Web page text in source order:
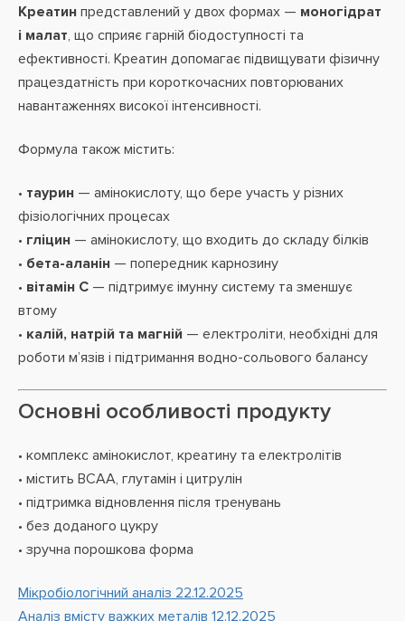
Креатин представлений у двох формах — моногідрат
і малат, що сприяє гарній біодоступності та
ефективності. Креатин допомагає підвищувати фізичну
працездатність при короткочасних повторюваних
навантаженнях високої інтенсивності.
Формула також містить:
• таурин — амінокислоту, що бере участь у різних
фізіологічних процесах
• гліцин — амінокислоту, що входить до складу білків
• бета-аланін — попередник карнозину
• вітамін C — підтримує імунну систему та зменшує
втому
• калій, натрій та магній — електроліти, необхідні для
роботи м’язів і підтримання водно-сольового балансу
Основні особливості продукту
• комплекс амінокислот, креатину та електролітів
• містить BCAA, глутамін і цитрулін
• підтримка відновлення після тренувань
• без доданого цукру
• зручна порошкова форма
Мікробіологічний аналіз 22.12.2025
Аналіз вмісту важких металів 12.12.2025